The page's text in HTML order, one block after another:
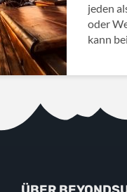
jeden
oder
kann